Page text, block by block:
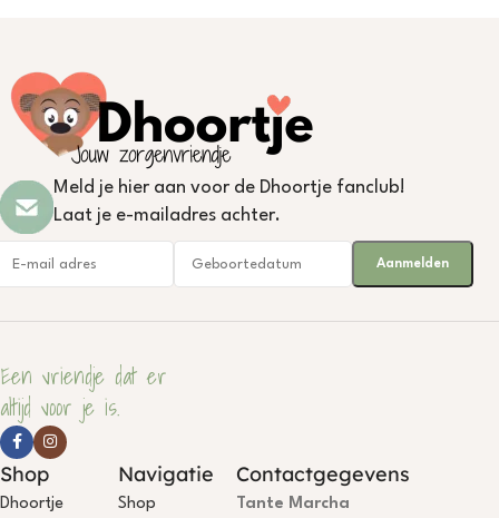
Meld je hier aan voor de Dhoortje fanclub!
Laat je e-mailadres achter.
Een vriendje dat er
altijd voor je is.
Shop
Dhoortje
Navigatie
Shop
Contactgegevens
Tante Marcha